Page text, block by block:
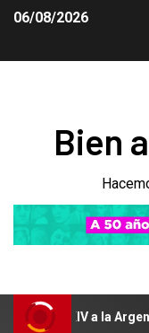
06/08/2026
Bien
la Argentina: “Enorme